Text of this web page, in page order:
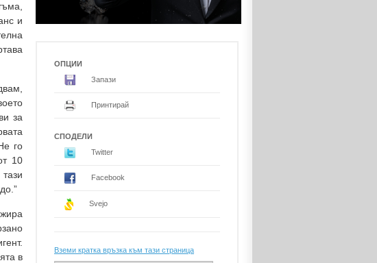
и
за
го
10
в
ОПЦИИ
Запази
Принтирай
СПОДЕЛИ
Twitter
Facebook
Svejo
Вземи кратка връзка към тази страница